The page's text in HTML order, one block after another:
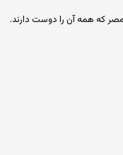
که همه آن را دوست دارند.